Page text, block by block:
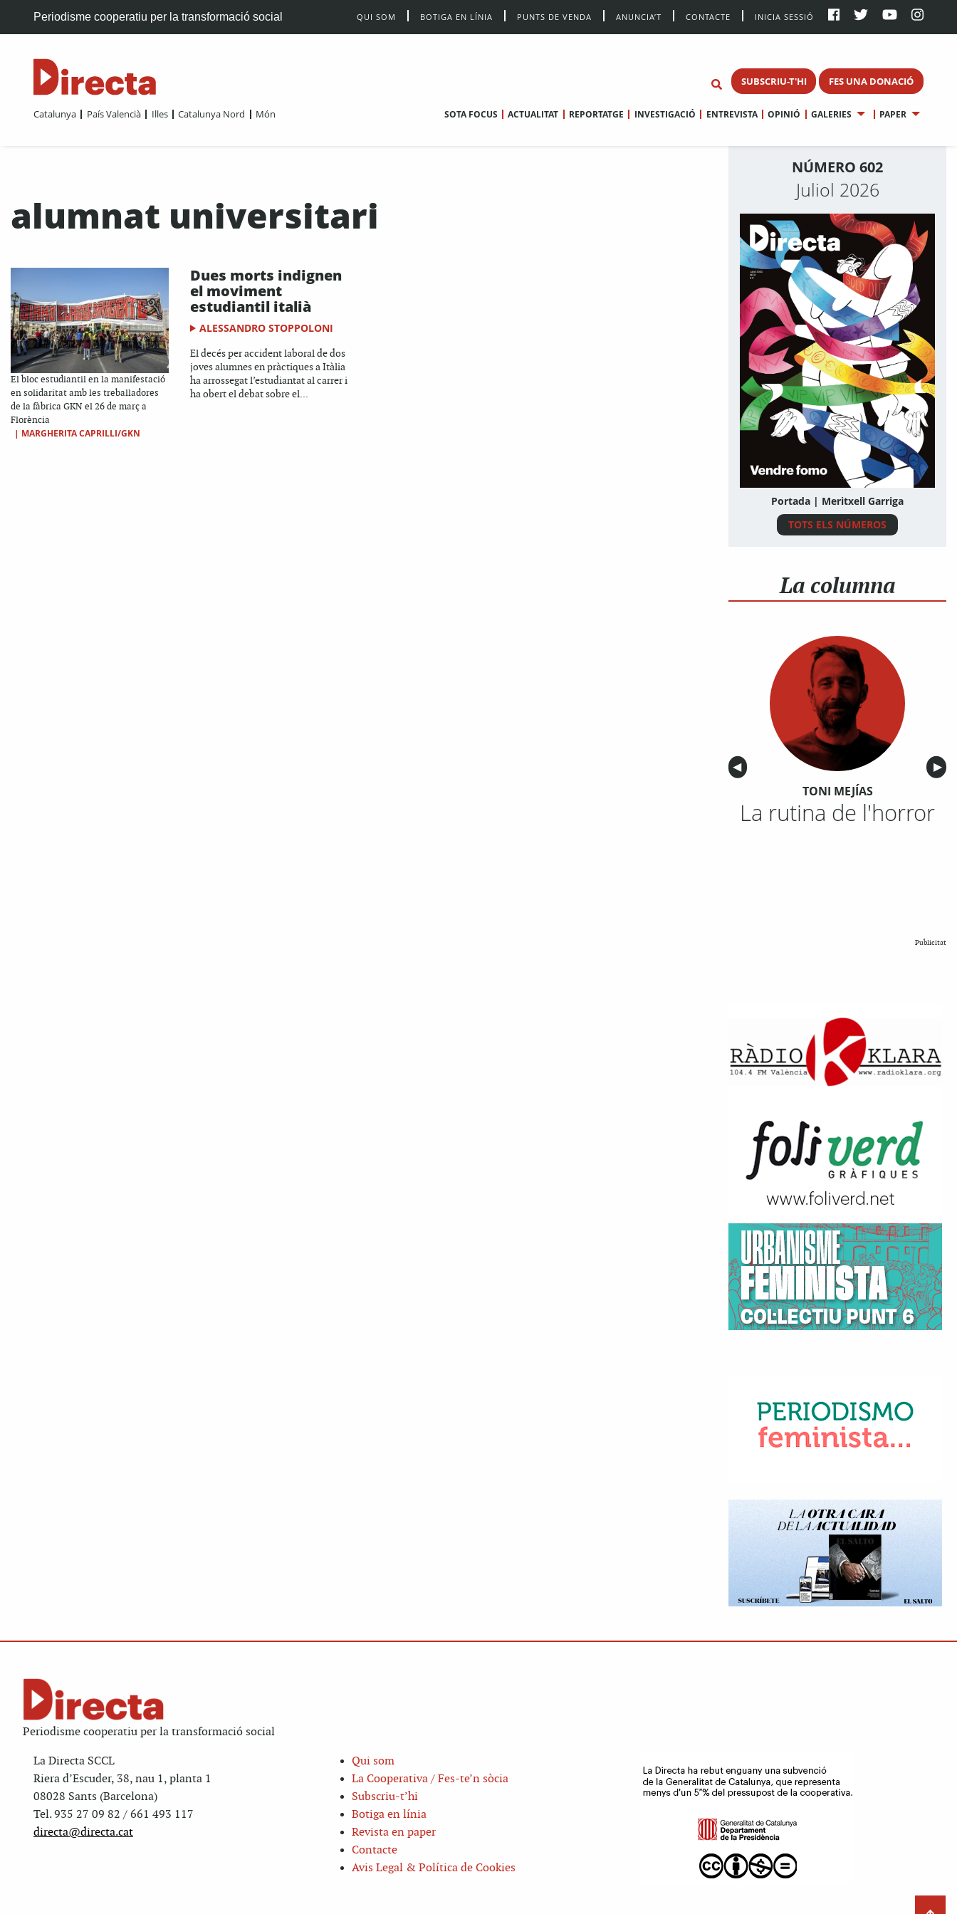
Periodisme cooperatiu per la transformació social QUI SOM BOTIGA EN LÍNIA PUNTS DE VENDA ANUNCIA’T CONTACTE INICIA SESSIÓ
SUBSCRIU-T'HI FES UNA DONACIÓ
Catalunya País Valencià Illes Catalunya Nord Món SOTA FOCUS ACTUALITAT REPORTATGE INVESTIGACIÓ ENTREVISTA OPINIÓ GALERIES PAPER
alumnat universitari
El bloc estudiantil en la manifestació
en solidaritat amb les treballadores
de la fàbrica GKN el 26 de març a
Florència
| MARGHERITA CAPRILLI/GKN
Dues morts indignen
el moviment
estudiantil italià
ALESSANDRO STOPPOLONI
El decés per accident laboral de dos
joves alumnes en pràctiques a Itàlia
ha arrossegat l’estudiantat al carrer i
ha obert el debat sobre el...
NÚMERO 602
Juliol 2026
Portada | Meritxell Garriga
TOTS ELS NÚMEROS
La columna
Anterior
◀︎ ▶︎
TONI MEJÍAS
La rutina de l'horror
Publicitat
Periodisme cooperatiu per la transformació social
La Directa SCCL
Riera d’Escuder, 38, nau 1, planta 1
08028 Sants (Barcelona)
Tel. 935 27 09 82 / 661 493 117
directa@directa.cat
Qui som
La Cooperativa / Fes-te’n sòcia
Subscriu-t’hi
Botiga en línia
Revista en paper
Contacte
Avis Legal & Política de Cookies